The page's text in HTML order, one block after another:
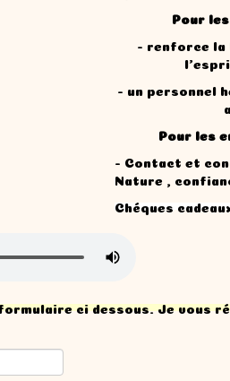
Pour
- renforce la
- un personnel
Pour les
- Contact et
Nature ,
Chéques
ci dessous. Je vous